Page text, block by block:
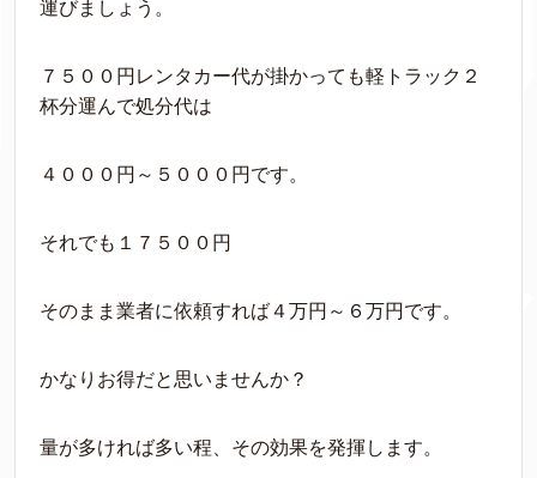
運びましょう。
７５００円レンタカー代が掛かっても軽トラック２
杯分運んで処分代は
４０００円～５０００円です。
それでも１７５００円
そのまま業者に依頼すれば４万円～６万円です。
かなりお得だと思いませんか？
量が多ければ多い程、その効果を発揮します。